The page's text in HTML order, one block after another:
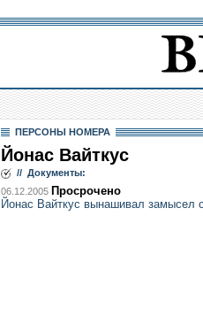
ПЕРСОНЫ НОМЕРА
Йонас Вайткус
// Документы:
06.12.2005 Просрочено
Йонас Вайткус вынашивал замысел